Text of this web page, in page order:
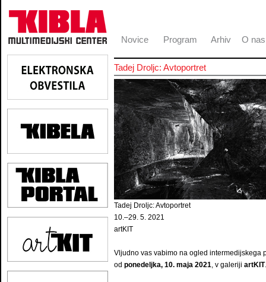
Novice Program Arhiv O nas
Tadej Droljc: Avtoportret
Tadej Droljc: Avtoportret
10.–29. 5. 2021
artKIT
Vljudno vas vabimo na ogled intermedijskega
od ponedeljka, 10. maja 2021, v galeriji artKIT.